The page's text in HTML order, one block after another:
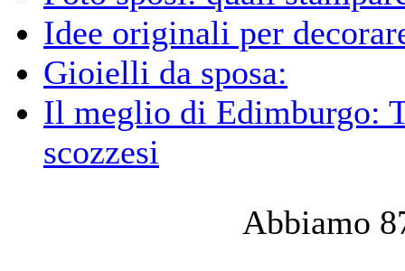
Idee originali per
Gioielli da sposa:
Il meglio di Edimburgo:
scozzesi
Abbiamo